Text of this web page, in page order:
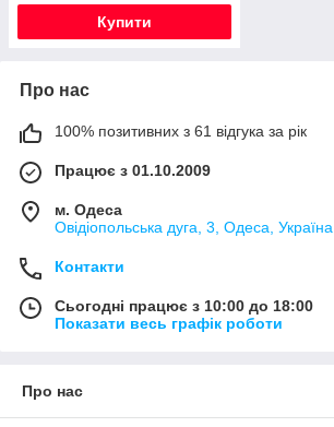
Купити
Про нас
100% позитивних з 61 відгука за рік
Працює з 01.10.2009
м. Одеса
Овідіопольська дуга, 3, Одеса, Україна
Контакти
Сьогодні працює з 10:00 до 18:00
Показати весь графік роботи
Про нас